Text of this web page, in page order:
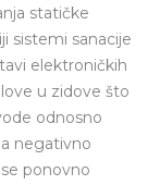
statičke
sistemi sanacije
elektroničkih
u zidove što
odnosno
negativno
ponovno